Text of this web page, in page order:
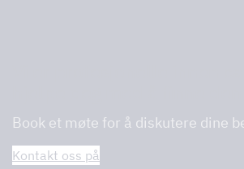
Book et møte for å diskutere dine
Kontakt oss på